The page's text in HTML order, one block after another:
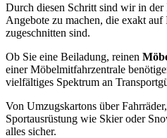
Durch diesen Schritt sind wir in der
Angebote zu machen, die exakt
zugeschnitten sind.
Ob Sie eine Beiladung, reinen
einer Möbelmitfahrzentrale
vielfältiges Spektrum an
Von Umzugskartons über
Sportausrüstung wie Skier oder
alles sicher.